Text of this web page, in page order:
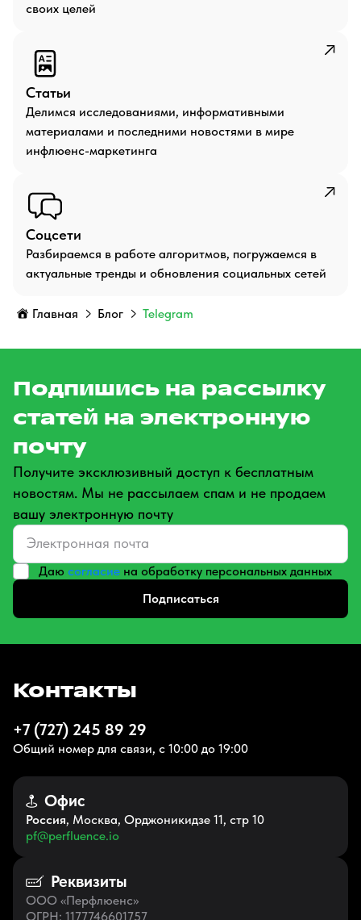
своих целей
Статьи
Делимся исследованиями, информативными
материалами и последними новостями в мире
инфлюенс-маркетинга
Соцсети
Разбираемся в работе алгоритмов, погружаемся в
актуальные тренды и обновления социальных сетей
Главная Блог Telegram
Подпишись на рассылку
статей на электронную
почту
Получите эксклюзивный доступ к бесплатным
новостям. Мы не рассылаем спам и не продаем
вашу электронную почту
Даю согласие на обработку персональных данных
Подписаться
Контакты
+7 (727) 245 89 29
Общий номер для связи, с 10:00 до 19:00
Офис
Россия, Москва, Орджоникидзе 11, стр 10
pf@perfluence.io
Реквизиты
ООО «Перфлюенс»
ОГРН: 1177746601757